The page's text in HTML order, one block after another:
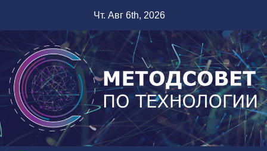
содержимому
Чт. Авг 6th, 2026